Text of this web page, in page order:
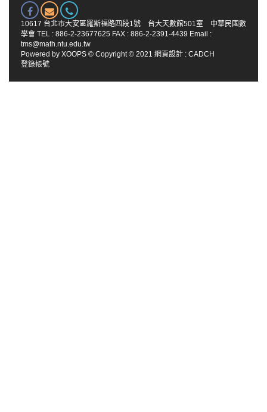
10617 台北市大安區羅斯福路四段1號 台大天數館501室 中華民國數
學會 TEL : 886-2-23677625 FAX : 886-2-2391-4439 Email :
tms@math.ntu.edu.tw
Powered by XOOPS © Copyright © 2021 網頁設計 : CADCH
登錄帳號